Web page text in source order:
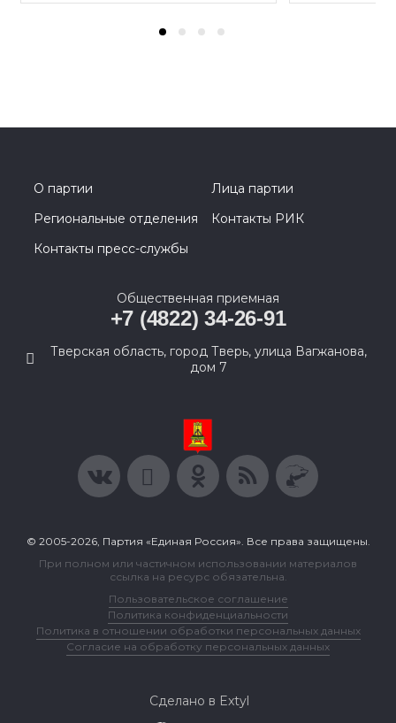
О партии
Лица партии
Региональные отделения
Контакты РИК
Контакты пресс-службы
Общественная приемная
+7 (4822) 34-26-91
Тверская область, город Тверь, улица Вагжанова,
дом 7
© 2005-2026, Партия «Единая Россия». Все права защищены.
При полном или частичном использовании материалов
ссылка на ресурс обязательна.
Пользовательское соглашение
Политика конфиденциальности
Политика в отношении обработки персональных данных
Согласие на обработку персональных данных
Сделано в Extyl